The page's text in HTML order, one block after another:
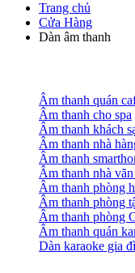
Trang chủ
Cửa Hàng
Dàn âm thanh
Âm thanh quán
Âm thanh cho spa
Âm thanh khách
Âm thanh nhà
Âm thanh
Âm thanh nhà văn
Âm thanh phòng
Âm thanh phòng
Âm thanh phòng
Âm thanh quán
Dàn karaoke gia